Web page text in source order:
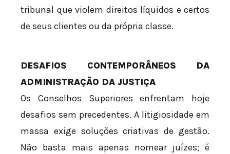
tribunal que violem direitos líquidos e certos
de seus clientes ou da própria classe.
DESAFIOS CONTEMPORÂNEOS DA
ADMINISTRAÇÃO DA JUSTIÇA
Os Conselhos Superiores enfrentam hoje
desafios sem precedentes. A litigiosidade em
massa exige soluções criativas de gestão.
Não basta mais apenas nomear juízes; é